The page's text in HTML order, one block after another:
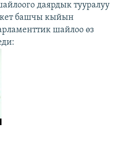
даярдык тууралуу
башчы кыйын
шайлоо өз